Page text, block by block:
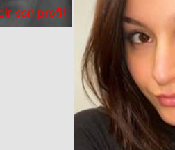
son profil